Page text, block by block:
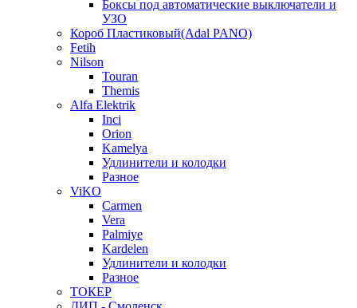
Боксы под автоматические выключатели и
УЗО
Короб Пластиковый(Adal PANO)
Fetih
Nilson
Touran
Themis
Alfa Elektrik
Inci
Orion
Kamelya
Удлинители и колодки
Разное
ViKO
Carmen
Vera
Palmiye
Kardelen
Удлинители и колодки
Разное
ТОКЕР